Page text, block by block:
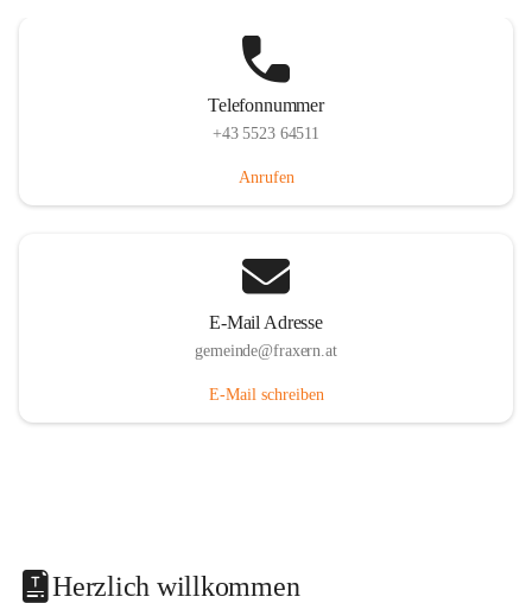
Telefonnummer
+43 5523 64511
Anrufen
E-Mail Adresse
gemeinde@fraxern.at
E-Mail schreiben
Herzlich willkommen